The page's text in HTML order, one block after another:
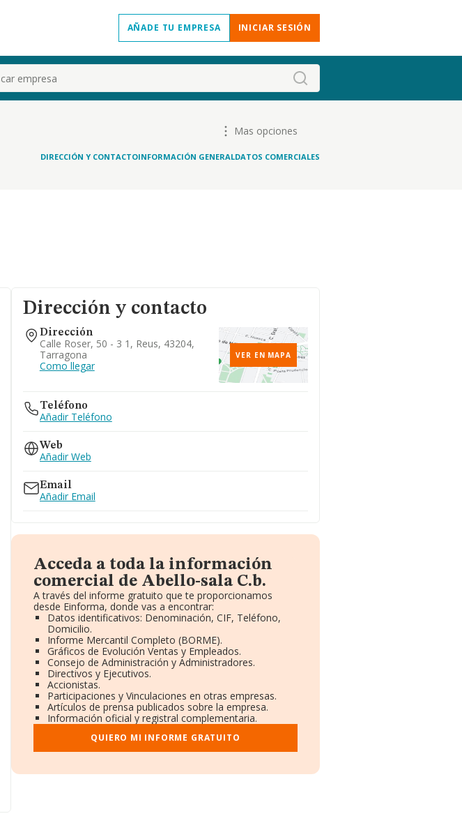
AÑADE TU EMPRESA INICIAR SESIÓN
Mas opciones
DIRECCIÓN Y CONTACTOINFORMACIÓN GENERALDATOS COMERCIALES
Dirección y contacto
Dirección
Calle Roser, 50 - 3 1, Reus, 43204,
Tarragona
Como llegar
VER EN MAPA
Teléfono
Añadir Teléfono
Web
Añadir Web
Email
Añadir Email
Acceda a toda la información
comercial de Abello-sala C.b.
A través del informe gratuito que te proporcionamos
desde Einforma, donde vas a encontrar:
Datos identificativos: Denominación, CIF, Teléfono,
Domicilio.
Informe Mercantil Completo (BORME).
Gráficos de Evolución Ventas y Empleados.
Consejo de Administración y Administradores.
Directivos y Ejecutivos.
Accionistas.
Participaciones y Vinculaciones en otras empresas.
Artículos de prensa publicados sobre la empresa.
Información oficial y registral complementaria.
QUIERO MI INFORME GRATUITO